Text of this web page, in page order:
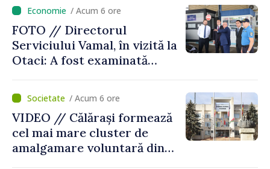
/ Acum 6 ore
FOTO // Directorul
Serviciului Vamal, în vizită la
Otaci: A fost examinată
control vamal cu un scanner
performant/ Acum 6 ore
VIDEO // Călărași formează
cel mai mare cluster de
amalgamare voluntară din